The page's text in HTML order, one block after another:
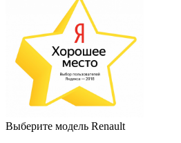
Выберите модель Renault